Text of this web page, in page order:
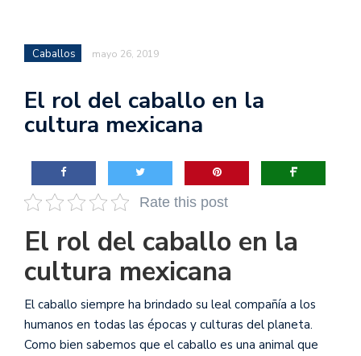
Caballos mayo 26, 2019
El rol del caballo en la
cultura mexicana
Rate this post
El rol del caballo en la
cultura mexicana
El caballo siempre ha brindado su leal compañía a los
humanos en todas las épocas y culturas del planeta.
Como bien sabemos que el caballo es una animal que